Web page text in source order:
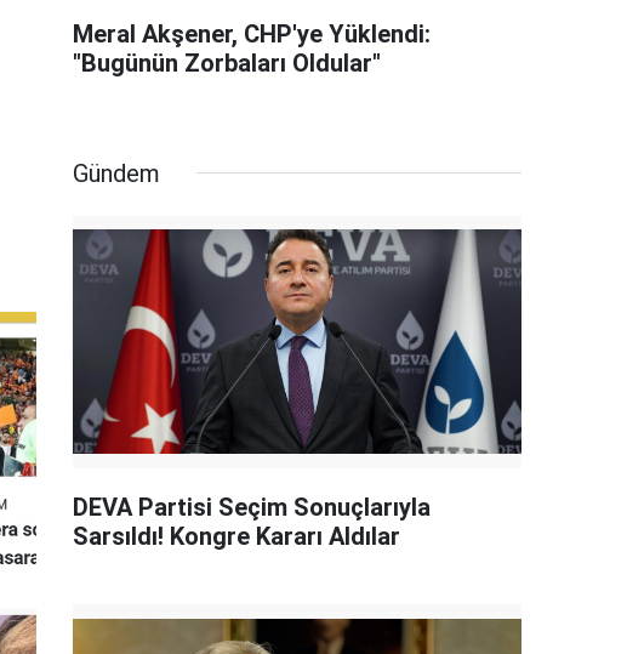
Meral Akşener, CHP'ye Yüklendi:
"Bugünün Zorbaları Oldular"
Gündem
DEVA Partisi Seçim Sonuçlarıyla
Sarsıldı! Kongre Kararı Aldılar